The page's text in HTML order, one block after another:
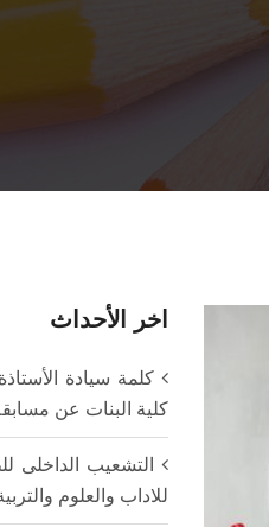
اخر الأحداث
كلمة سيادة
كلية البنات عن
التشعيب الداخلى
للاداب والعلوم